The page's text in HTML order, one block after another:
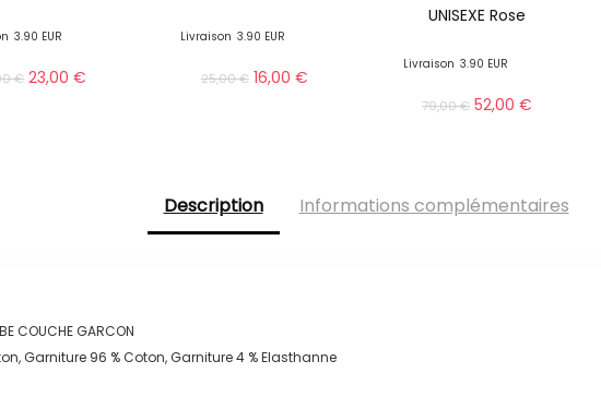
3.90 EUR
€ 23,00€
Livraison 3.90 EUR
25,00€ 16,00 €
UNISEXE Rose
Livraison 3.90 EUR
79,00€ 52,00€
Description Informations complémentaires
COUCHE GARCON
Garniture 96 % Coton, Garniture 4 % Elasthanne